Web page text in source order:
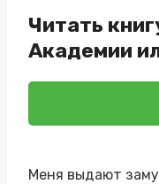
Читать
Академии
Меня выдают